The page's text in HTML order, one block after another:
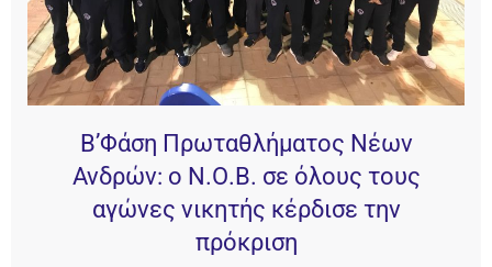
Β’Φάση Πρωταθλήματος Νέων
Ανδρών: ο Ν.Ο.Β. σε όλους τους
αγώνες νικητής κέρδισε την
πρόκριση